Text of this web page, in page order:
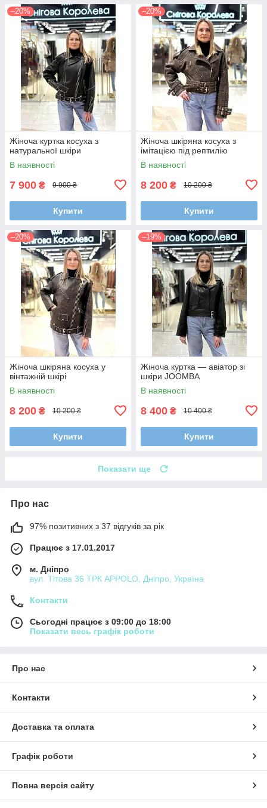
–20%
Жіноча куртка косуха з
натуральної шкіри
В наявності
7 900 ₴ 9 900 ₴
Купити
–20%
Жіноча шкіряна косуха з
імітацією під рептилію
В наявності
8 200 ₴ 10 200 ₴
Купити
–20%
Жіноча шкіряна косуха у
вінтажній шкірі
В наявності
8 200 ₴ 10 200 ₴
Купити
–19%
Жіноча куртка — авіатор зі
шкіри JOOMBA
В наявності
8 400 ₴ 10 400 ₴
Купити
Показати ще
Про нас
97% позитивних з 37 відгуків за рік
Працює з 17.01.2017
м. Дніпро
вул. Тітова 36 ТРК APPOLO, Дніпро, Україна
Контакти
Сьогодні працює з 09:00 до 18:00
Показати весь графік роботи
Про нас
Контакти
Доставка та оплата
Графік роботи
Повна версія сайту